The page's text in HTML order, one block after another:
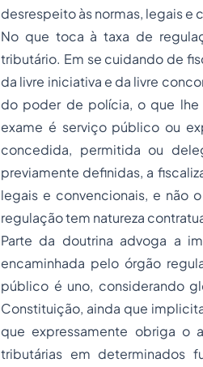
desrespeito às normas, legais e
No que toca à taxa de
tributário. Em se cuidando de
da livre iniciativa e da livre
do poder de polícia, o que lhe
exame é serviço público ou
concedida, permitida ou
previamente definidas, a
legais e convencionais, e não
regulação tem natureza
Parte da doutrina advoga a
encaminhada pelo órgão
público é uno, considerando
Constituição, ainda que
que expressamente obriga o
tributárias em determinados